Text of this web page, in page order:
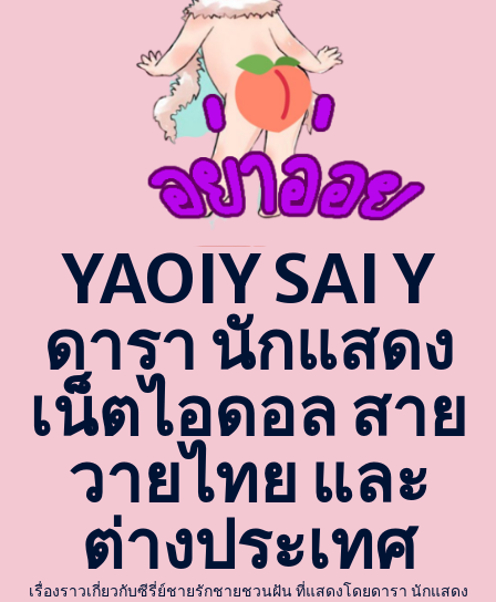
YAOIY SAI Y
ดารา นักแสดง
เน็ตไอดอล สาย
วายไทย และ
ต่างประเทศ
เรื่องราวเกี่ยวกับซีรี่ย์ชายรักชายชวนฝัน ที่แสดงโดยดารา นักแสดง